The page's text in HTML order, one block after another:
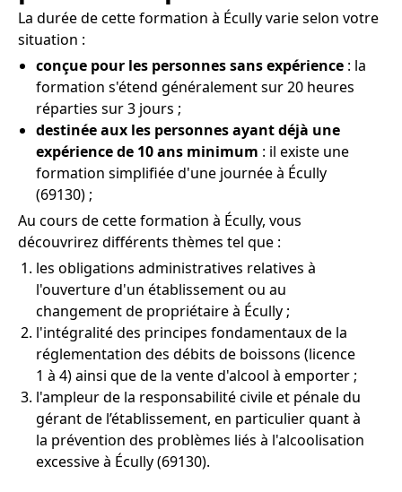
La durée de cette formation à Écully varie selon votre
situation :
conçue pour les personnes sans expérience : la
formation s'étend généralement sur 20 heures
réparties sur 3 jours ;
destinée aux les personnes ayant déjà une
expérience de 10 ans minimum : il existe une
formation simplifiée d'une journée à Écully
(69130) ;
Au cours de cette formation à Écully, vous
découvrirez différents thèmes tel que :
les obligations administratives relatives à
l'ouverture d'un établissement ou au
changement de propriétaire à Écully ;
l'intégralité des principes fondamentaux de la
réglementation des débits de boissons (licence
1 à 4) ainsi que de la vente d'alcool à emporter ;
l'ampleur de la responsabilité civile et pénale du
gérant de l’établissement, en particulier quant à
la prévention des problèmes liés à l'alcoolisation
excessive à Écully (69130).